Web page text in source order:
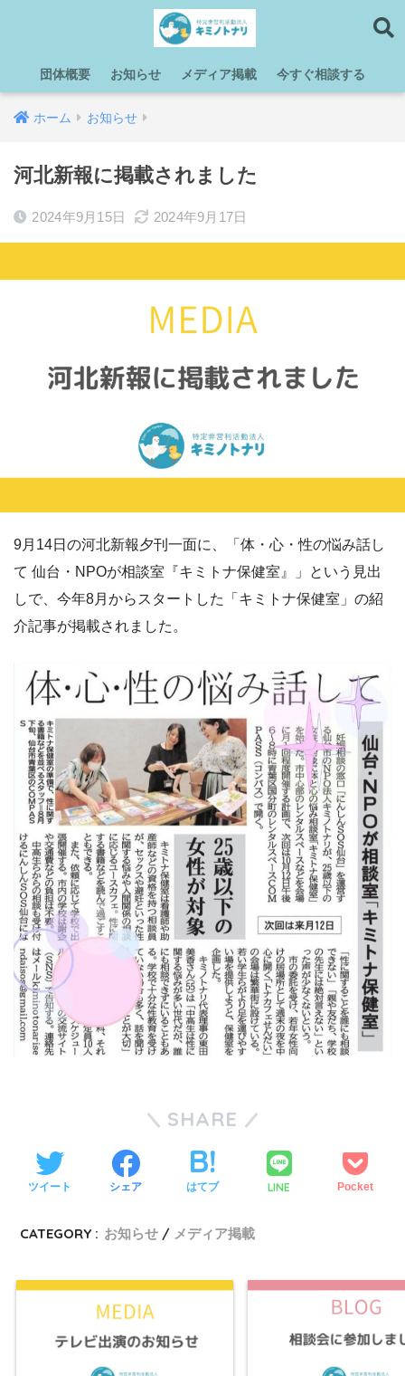
団体概要 お知らせ メディア掲載 今すぐ相談する
ホーム お知らせ
河北新報に掲載されました
2024年9月15日 2024年9月17日
9月14日の河北新報夕刊一面に、「体・心・性の悩み話し
て 仙台・NPOが相談室『キミトナ保健室』」という見出
しで、今年8月からスタートした「キミトナ保健室」の紹
介記事が掲載されました。
SHARE
ツイート シェア はてブ LINE Pocket
CATEGORY : お知らせ メディア掲載